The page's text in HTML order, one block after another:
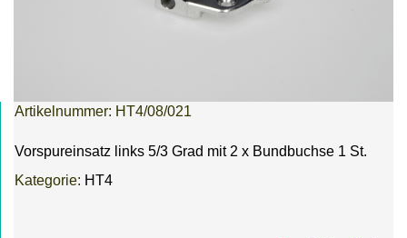
Artikelnummer: HT4/08/021
Vorspureinsatz links 5/3 Grad mit 2 x Bundbuchse 1 St.
Kategorie: HT4